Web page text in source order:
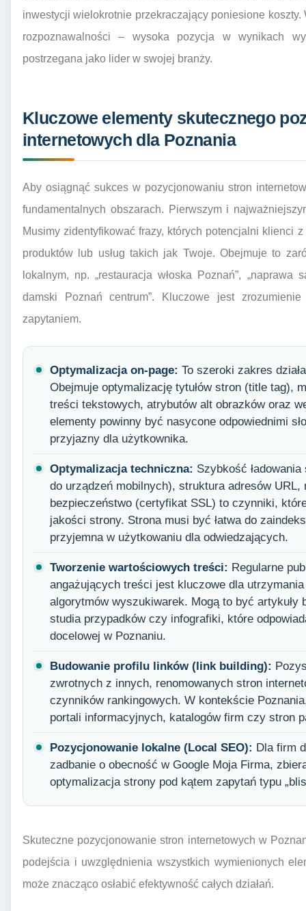
inwestycji wielokrotnie przekraczający poniesione
rozpoznawalności – wysoka pozycja w wynikach
postrzegana jako lider w swojej branży.
Kluczowe elementy skutecznego
internetowych dla Poznania
Aby osiągnąć sukces w pozycjonowaniu stron
fundamentalnych obszarach. Pierwszym i
Musimy zidentyfikować frazy, których potencjalni klienci
produktów lub usług takich jak Twoje. Obejmuje to
lokalnym, np. „restauracja włoska Poznań”, „naprawa
damski Poznań centrum”. Kluczowe jest
zapytaniem.
Optymalizacja on-page: To szeroki zakres
Obejmuje optymalizację tytułów stron (title tag),
treści tekstowych, atrybutów alt obrazków oraz
elementy powinny być nasycone odpowiednimi
przyjazny dla użytkownika.
Optymalizacja techniczna: Szybkość
do urządzeń mobilnych), struktura adresów
bezpieczeństwo (certyfikat SSL) to czynniki,
jakości strony. Strona musi być łatwa do
przyjemna w użytkowaniu dla odwiedzających.
Tworzenie wartościowych treści: Regularne
angażujących treści jest kluczowe dla
algorytmów wyszukiwarek. Mogą to być artykuły
studia przypadków czy infografiki, które
docelowej w Poznaniu.
Budowanie profilu linków (link building):
zwrotnych z innych, renomowanych stron
czynników rankingowych. W kontekście
portali informacyjnych, katalogów firm czy stron
Pozycjonowanie lokalne (Local SEO): Dla firm
zadbanie o obecność w Google Moja Firma,
optymalizacja strony pod kątem zapytań typu
Skuteczne pozycjonowanie stron internetowych w
podejścia i uwzględnienia wszystkich wymienionych
może znacząco osłabić efektywność całych działań.